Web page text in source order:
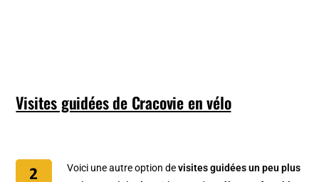
Visites guidées de Cracovie en vélo
Voici une autre option devisites guidées un peu plus